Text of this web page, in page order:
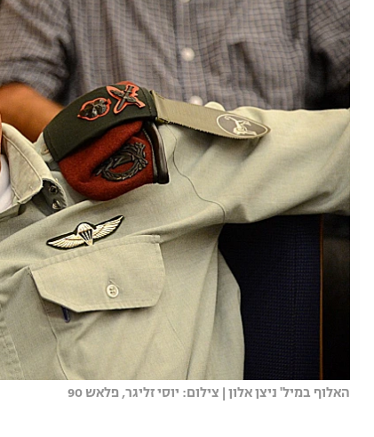
האלוף במיל' ניצן אלון | צילום: יוסי זליגר, פלאש 90